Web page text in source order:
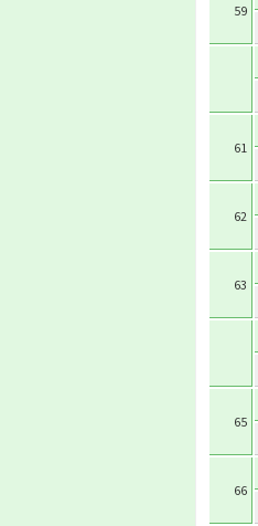
59
61
62
63
65
66